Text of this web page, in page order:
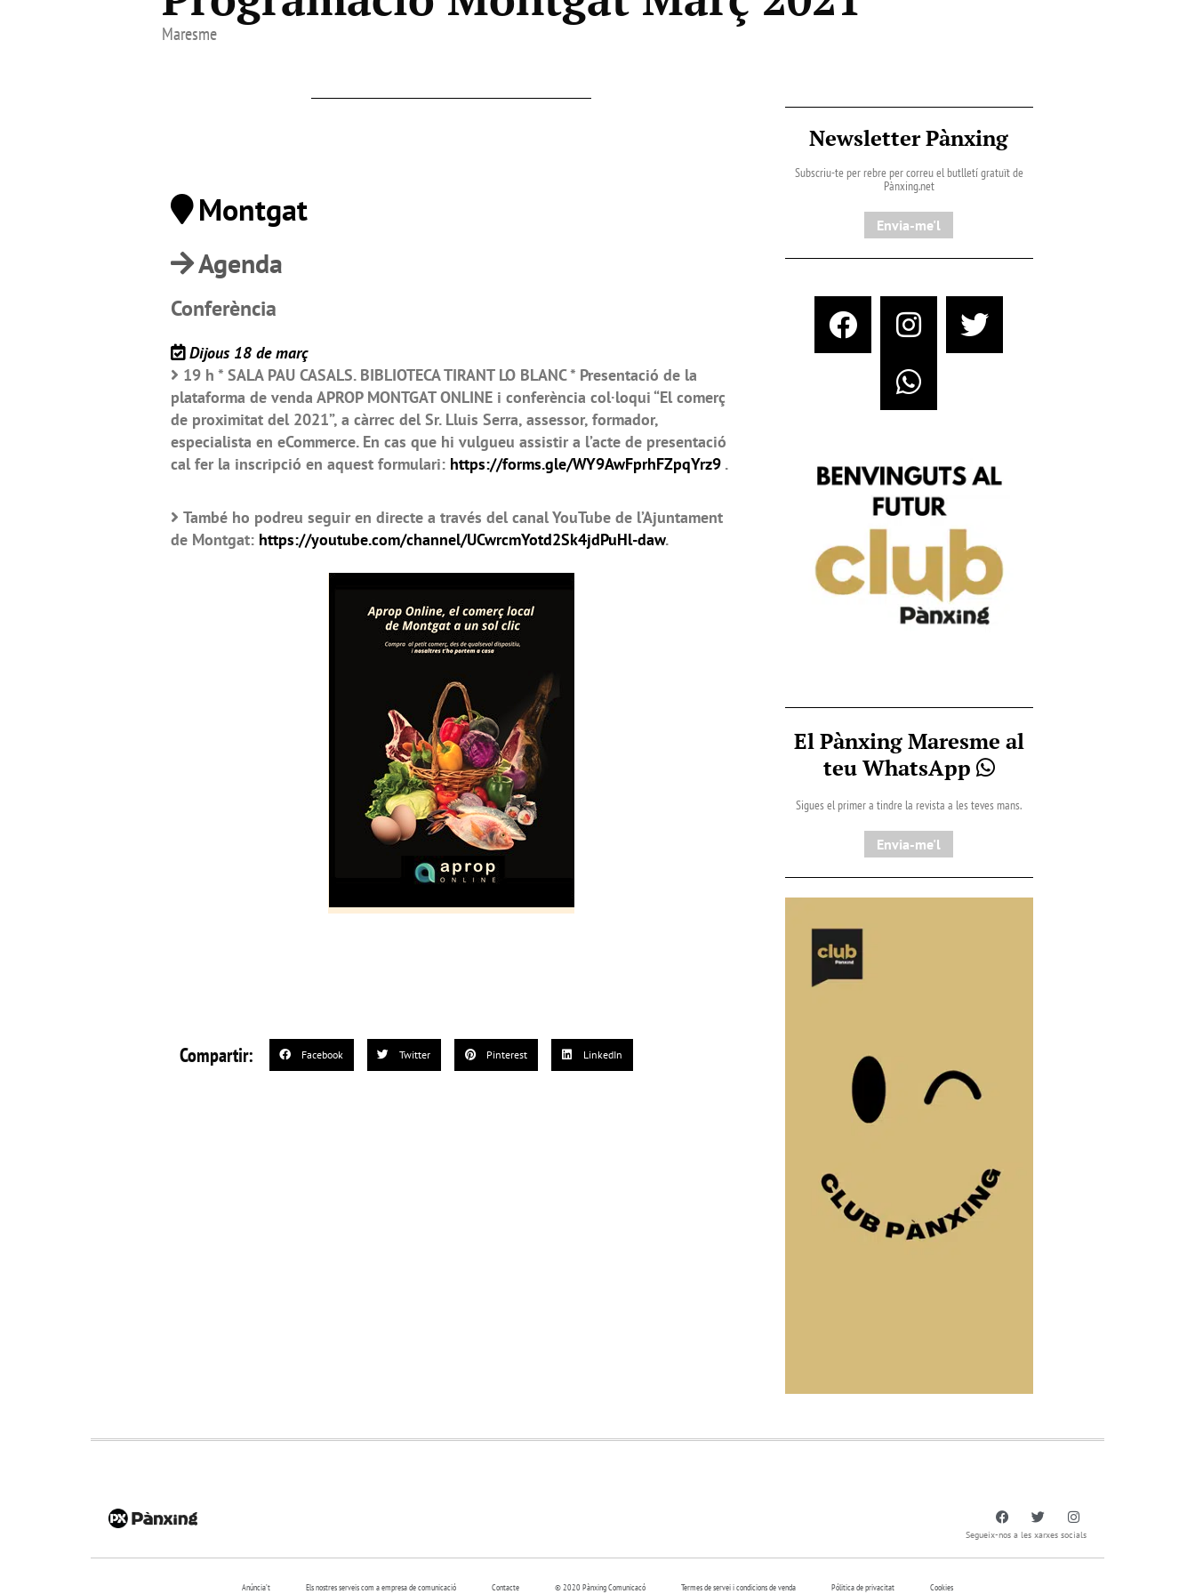
Maresme
Montgat
Agenda
Conferència
Dijous 18 de març
19 h * SALA PAU CASALS. BIBLIOTECA TIRANT LO BLANC * Presentació de la
plataforma de venda APROP MONTGAT ONLINE i conferència col·loqui “El comerç
de proximitat del 2021”, a càrrec del Sr. Lluis Serra, assessor, formador,
especialista en eCommerce. En cas que hi vulgueu assistir a l’acte de presentació
cal fer la inscripció en aquest formulari: https://forms.gle/WY9AwFprhFZpqYrz9 .
També ho podreu seguir en directe a través del canal YouTube de l’Ajuntament
de Montgat: https://youtube.com/channel/UCwrcmYotd2Sk4jdPuHl-daw.
Compartir: Facebook Twitter Pinterest LinkedIn
Newsletter Pànxing
Subscriu-te per rebre per correu el butlletí gratuït de
Pànxing.net​
Envia-me'l
El Pànxing Maresme al
teu WhatsApp
Sigues el primer a tindre la revista a les teves mans.
Envia-me'l
Segueix-nos a les xarxes socials
Anúncia’t Els nostres serveis com a empresa de comunicació Contacte © 2020 Pànxing Comunicacó Termes de servei i condicions de venda Pólitica de privacitat Cookies